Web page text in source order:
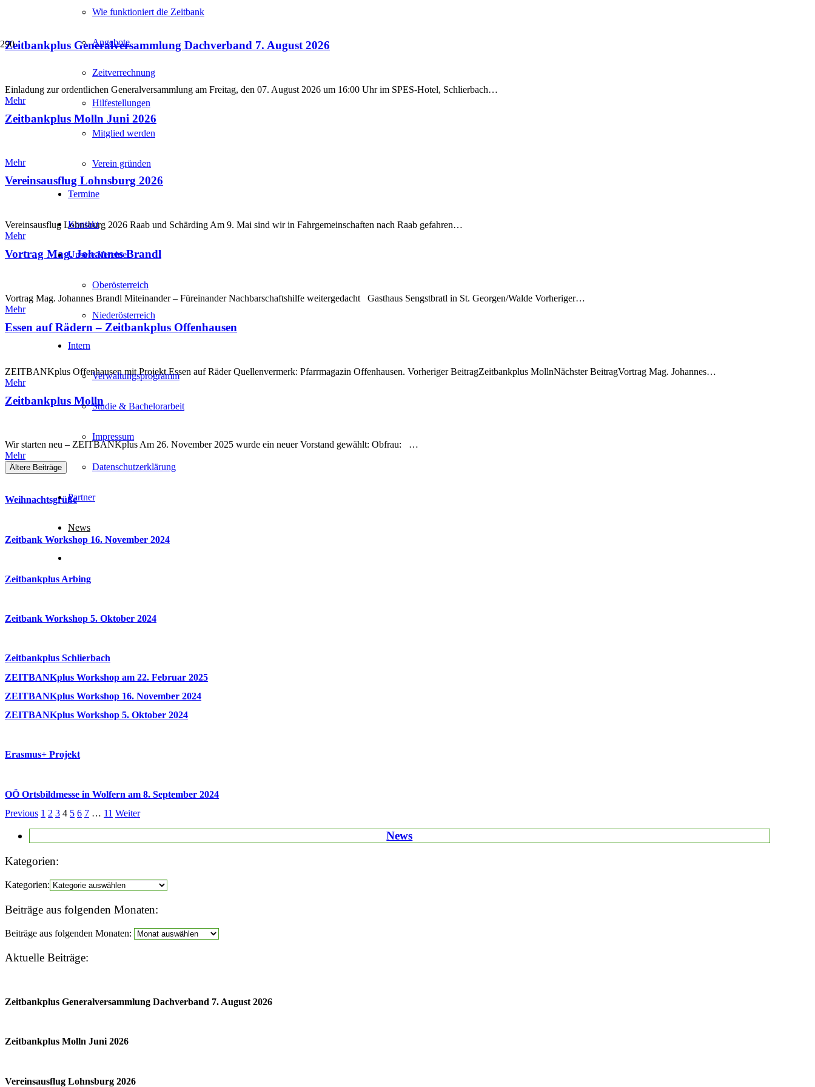
Wie funktioniert die Zeitbank
Angebote
Zeitverrechnung
Hilfestellungen
Mitglied werden
Verein gründen
Termine
Kontakt
Unsere Vereine
Oberösterreich
Niederösterreich
Intern
Verwaltungsprogramm
Studie & Bachelorarbeit
Impressum
Datenschutzerklärung
Partner
News
Zeitbankplus Generalversammlung Dachverband 7. August 2026
Einladung zur ordentlichen Generalversammlung am Freitag, den 07. August 2026 um 16:00 Uhr im SPES-Hotel, Schlierbach…
Mehr
Zeitbankplus Molln Juni 2026
Mehr
Vereinsausflug Lohnsburg 2026
Vereinsausflug Lohnsburg 2026 Raab und Schärding Am 9. Mai sind wir in Fahrgemeinschaften nach Raab gefahren…
Mehr
Vortrag Mag. Johannes Brandl
Vortrag Mag. Johannes Brandl Miteinander – Füreinander Nachbarschaftshilfe weitergedacht Gasthaus Sengstbratl in St. Georgen/Walde Vorheriger…
Mehr
Essen auf Rädern – Zeitbankplus Offenhausen
ZEITBANKplus Offenhausen mit Projekt Essen auf Räder Quellenvermerk: Pfarrmagazin Offenhausen. Vorheriger BeitragZeitbankplus MollnNächster BeitragVortrag Mag. Johannes…
Mehr
Zeitbankplus Molln
Wir starten neu – ZEITBANKplus Am 26. November 2025 wurde ein neuer Vorstand gewählt: Obfrau: …
Mehr
Ältere Beiträge
Weihnachtsgrüße
Zeitbank Workshop 16. November 2024
Zeitbankplus Arbing
Zeitbank Workshop 5. Oktober 2024
Zeitbankplus Schlierbach
ZEITBANKplus Workshop am 22. Februar 2025
ZEITBANKplus Workshop 16. November 2024
ZEITBANKplus Workshop 5. Oktober 2024
Erasmus+ Projekt
OÖ Ortsbildmesse in Wolfern am 8. September 2024
Previous 1 2 3 4 5 6 7 … 11 Weiter
News
Kategorien:
Kategorien:
Beiträge aus folgenden Monaten:
Beiträge aus folgenden Monaten:
Aktuelle Beiträge:
Zeitbankplus Generalversammlung Dachverband 7. August 2026
Zeitbankplus Molln Juni 2026
Vereinsausflug Lohnsburg 2026